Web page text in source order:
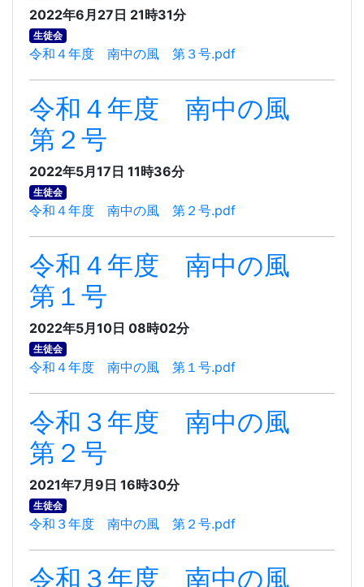
2022年6月27日 21時31分
生徒会
令和４年度 南中の風 第３号.pdf
令和４年度 南中の風
第２号
2022年5月17日 11時36分
生徒会
令和４年度 南中の風 第２号.pdf
令和４年度 南中の風
第１号
2022年5月10日 08時02分
生徒会
令和４年度 南中の風 第１号.pdf
令和３年度 南中の風
第２号
2021年7月9日 16時30分
生徒会
令和３年度 南中の風 第２号.pdf
令和３年度 南中の風